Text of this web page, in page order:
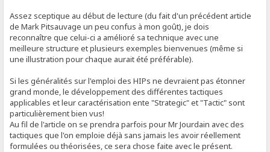
Assez sceptique au début de lecture (du fait d'un précédent article
de Mark Pitsauvage un peu confus à mon goût), je dois
reconnaître que celui-ci a amélioré sa technique avec une
meilleure structure et plusieurs exemples bienvenues (même si
une illustration pour chaque aurait été préférable).
Si les généralités sur l'emploi des HIPs ne devraient pas étonner
grand monde, le développement des différentes tactiques
applicables et leur caractérisation ente "Strategic" et "Tactic" sont
particulièrement bien vus!
Au fil de l'article on se prendra parfois pour Mr Jourdain avec des
tactiques que l'on emploie déjà sans jamais les avoir réellement
formulées ou théorisées, ce sera chose faite avec le présent.